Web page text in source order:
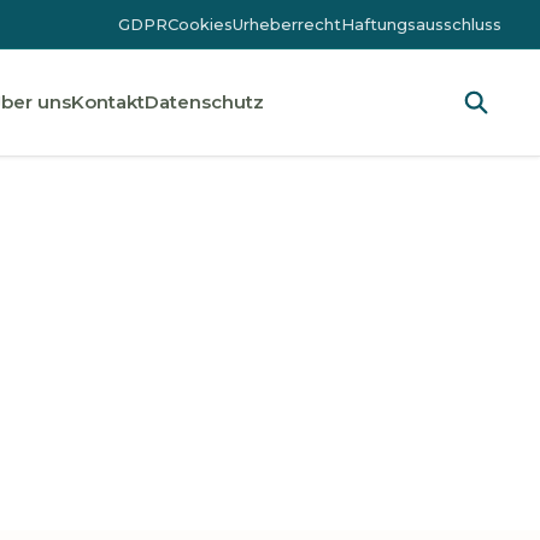
GDPRCookiesUrheberrechtHaftungsausschluss
unsKontaktDatenschutz